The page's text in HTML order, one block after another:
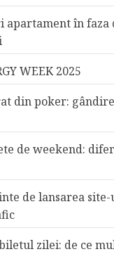
apartament în faza
WEEK 2025
din poker:
de weekend:
de lansarea
zilei: de ce